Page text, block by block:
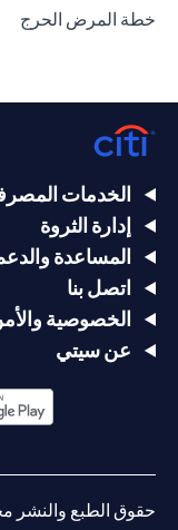
خطة المرض الحرج
الخدمات
إدارة الثروة
المساعدة
اتصل بنا
الخصوصية
عن سيتي
tab
حقوق الطبع والنشر محفوظة